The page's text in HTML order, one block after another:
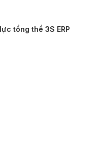
tổng thể 3S ERP